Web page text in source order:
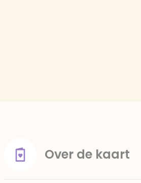
Over de kaart